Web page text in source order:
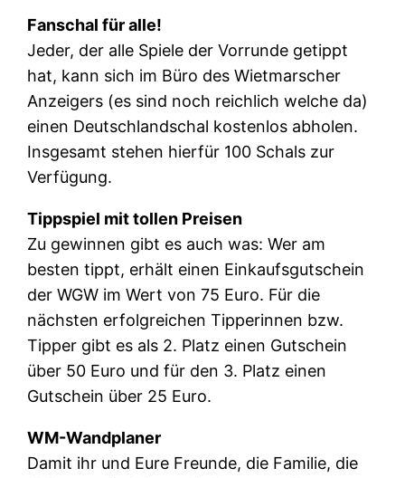
Fanschal für alle!
Jeder, der alle Spiele der Vorrunde getippt
hat, kann sich im Büro des Wietmarscher
Anzeigers (es sind noch reichlich welche da)
einen Deutschlandschal kostenlos abholen.
Insgesamt stehen hierfür 100 Schals zur
Verfügung.
Tippspiel mit tollen Preisen
Zu gewinnen gibt es auch was: Wer am
besten tippt, erhält einen Einkaufsgutschein
der WGW im Wert von 75 Euro. Für die
nächsten erfolgreichen Tipperinnen bzw.
Tipper gibt es als 2. Platz einen Gutschein
über 50 Euro und für den 3. Platz einen
Gutschein über 25 Euro.
WM-Wandplaner
Damit ihr und Eure Freunde, die Familie, die